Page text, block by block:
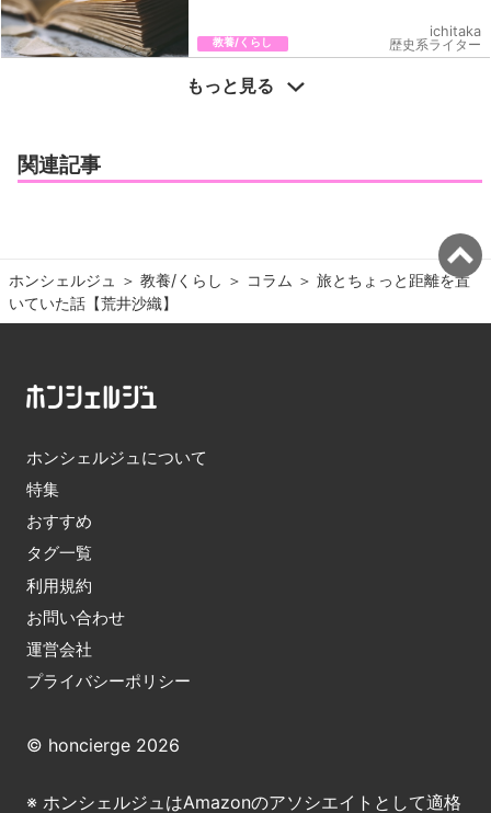
教養/くらし
ichitaka
歴史系ライター
もっと見る
関連記事
ホンシェルジュ ＞ 教養/くらし ＞ コラム ＞ 旅とちょっと距離を置
いていた話【荒井沙織】
ホンシェルジュについて
特集
おすすめ
タグ一覧
利用規約
お問い合わせ
運営会社
プライバシーポリシー
© honcierge 2026
※ ホンシェルジュはAmazonのアソシエイトとして適格